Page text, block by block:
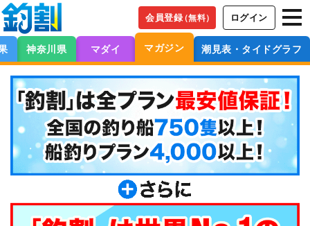
会員登録（無料） ログイン
神奈川県 マダイ マガジン 潮見表・タイドグラフ